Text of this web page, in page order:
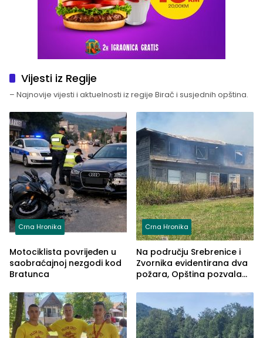
Vijesti iz Regije
– Najnovije vijesti i aktuelnosti iz regije Birač i susjednih opština.
Crna Hronika
Motociklista povrijeđen u
saobraćajnoj nezgodi kod
Bratunca
Crna Hronika
Na području Srebrenice i
Zvornika evidentirana dva
požara, Opština pozvala